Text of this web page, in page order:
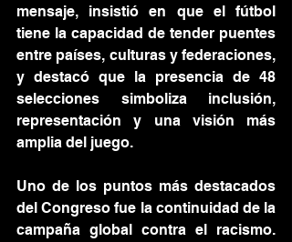
mensaje, insistió en que el fútbol
tiene la capacidad de tender puentes
entre países, culturas y federaciones,
y destacó que la presencia de 48
selecciones simboliza inclusión,
representación y una visión más
amplia del juego.
Uno de los puntos más destacados
del Congreso fue la continuidad de la
campaña global contra el racismo.